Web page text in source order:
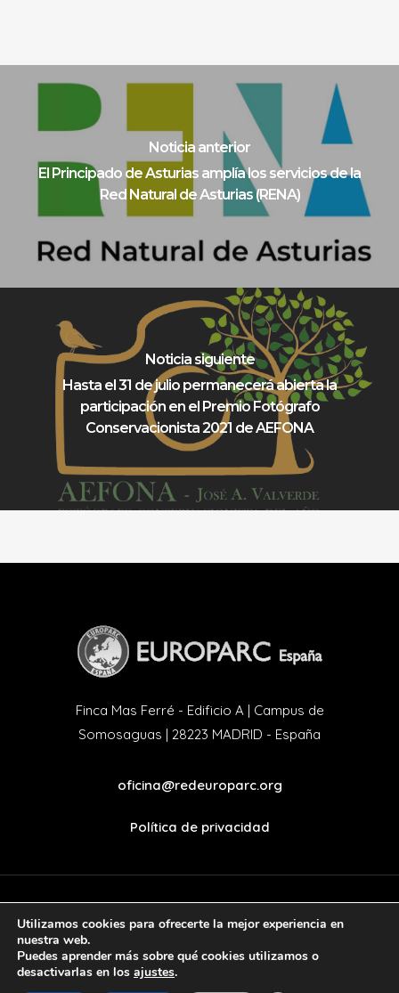
Noticia anterior
El Principado de Asturias amplía los servicios de la
Red Natural de Asturias (RENA)
Noticia siguiente
Hasta el 31 de julio permanecerá abierta la
participación en el Premio Fotógrafo
Conservacionista 2021 de AEFONA
Finca Mas Ferré - Edificio A | Campus de
Somosaguas | 28223 MADRID - España
oficina@redeuroparc.org
Política de privacidad
twitter facebook
Utilizamos cookies para ofrecerte la mejor experiencia en
nuestra web.
Puedes aprender más sobre qué cookies utilizamos o
desactivarlas en los ajustes.